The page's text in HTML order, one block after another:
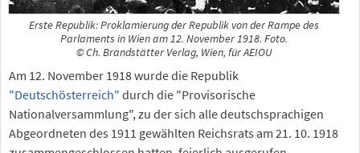
Erste Republik: Proklamierung der Republik von der Rampe des
Parlaments in Wien am 12. November 1918. Foto.
© Ch. Brandstätter Verlag, Wien, für AEIOU
Am 12. November 1918 wurde die Republik
"Deutschösterreich" durch die "Provisorische
Nationalversammlung", zu der sich alle deutschsprachigen
Abgeordneten des 1911 gewählten Reichsrats am 21. 10. 1918